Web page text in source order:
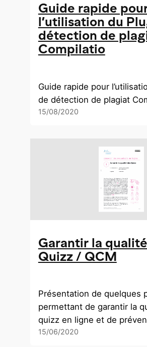
Guide rapide
l’utilisation du
détection de
Compilatio
Guide rapide pour
de détection de plagiat
15/08/2020
Garantir la
Quizz / QCM
Présentation de quelques
permettant de garantir la
quizz en ligne et de
15/06/2020